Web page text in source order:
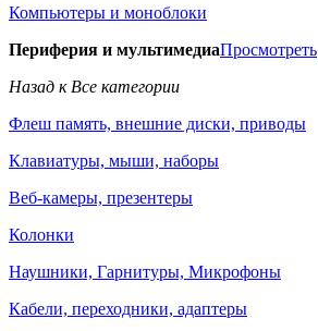
Компьютеры и моноблоки
Периферия и мультимедиаПросмотреть
Назад к Все категории
Флеш память, внешние диски, приводы
Клавиатуры, мыши, наборы
Веб-камеры, презентеры
Колонки
Наушники, Гарнитуры, Микрофоны
Кабели, переходники, адаптеры